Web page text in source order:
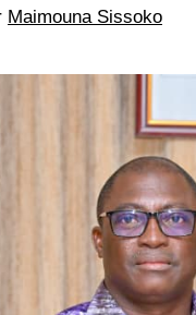
Maimouna Sissoko